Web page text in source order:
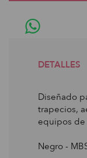
DETALLES
Diseñado
trapecios,
equipos
Negro -